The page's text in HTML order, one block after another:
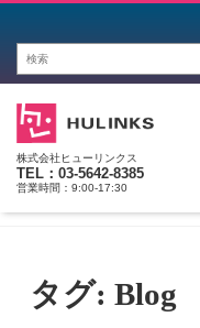
株式会社ヒューリンクス
TEL：03-5642-8385
営業時間：9:00-17:30
タグ: Blog